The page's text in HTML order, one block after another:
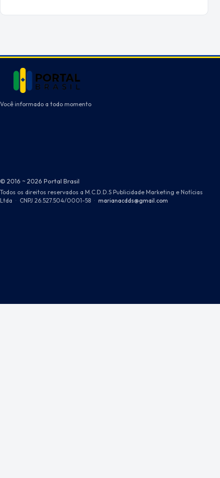
Você informado a todo momento
© 2016 ~ 2026 Portal Brasil
Todos os direitos reservados a M.C.D.D.S Publicidade Marketing e Notícias
Ltda · CNPJ 26.527.504/0001-58 · marianacdds@gmail.com